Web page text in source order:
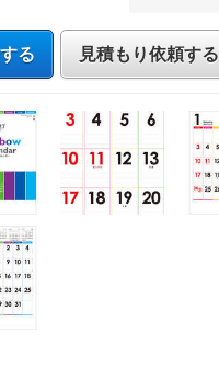
る 見積もり依頼する